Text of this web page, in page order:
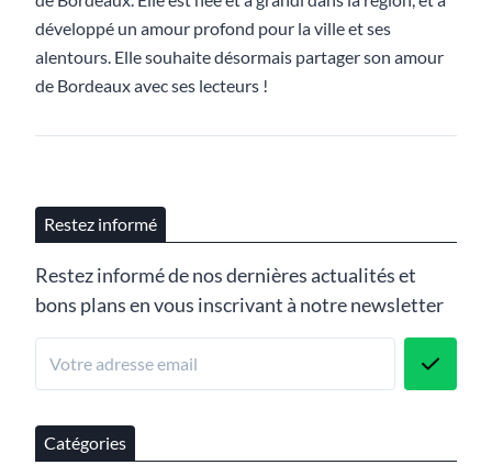
développé un amour profond pour la ville et ses
alentours. Elle souhaite désormais partager son amour
de Bordeaux avec ses lecteurs !
Restez informé
Restez informé de nos dernières actualités et
bons plans en vous inscrivant à notre newsletter
Catégories